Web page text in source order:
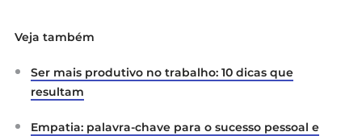
Veja também
Ser mais produtivo no trabalho: 10 dicas que
resultam
Empatia: palavra-chave para o sucesso pessoal e